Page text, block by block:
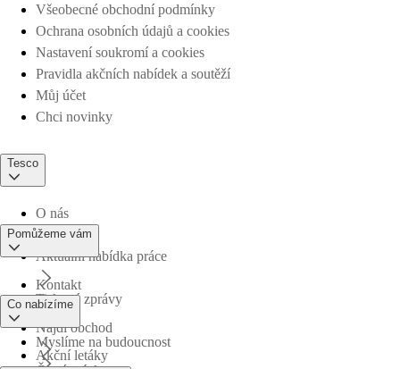
Všeobecné obchodní podmínky
Ochrana osobních údajů a cookies
Nastavení soukromí a cookies
Pravidla akčních nabídek a soutěží
Můj účet
Chci novinky
Tesco
O nás
Aktuální nabídka práce
Tiskové zprávy
Myslíme na budoucnost
Pomůžeme vám
Kontakt
Najdi obchod
Co nabízíme
Akční letáky